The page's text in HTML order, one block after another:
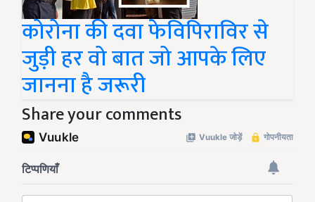
कोरोना की दवा फेविपिराविर से
जुड़ी हर वो बात जो आपके लिए
जानना है जरूरी
Share your comments